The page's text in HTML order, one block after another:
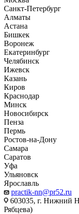
Санкт-Петербург
Алматы
Астана
Бишкек
Воронеж
Екатеринбург
Челябинск
Ижевск
Казань
Киров
Краснодар
Минск
Новосибирск
Пенза
Пермь
Ростов-на-Дону
Самара
Саратов
Уфа
Ульяновск
Ярославль
practik-nn@pr52.ru
603035, г. Нижний
Рябцева)